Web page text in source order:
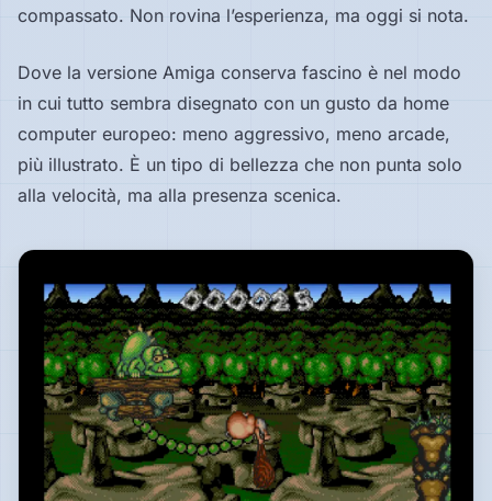
compassato. Non rovina l’esperienza, ma oggi si nota.
Dove la versione Amiga conserva fascino è nel modo
in cui tutto sembra disegnato con un gusto da home
computer europeo: meno aggressivo, meno arcade,
più illustrato. È un tipo di bellezza che non punta solo
alla velocità, ma alla presenza scenica.